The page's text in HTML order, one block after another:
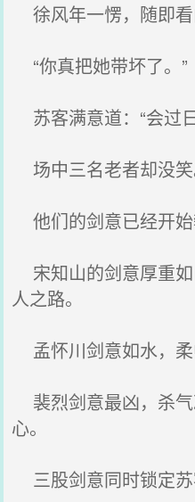
徐风年一愣，随即看
“你真把她带坏了。”
苏客满意道：“会过
场中三名老者却没笑
他们的剑意已经开始
宋知山的剑意厚重
人之路。
孟怀川剑意如水，柔
裴烈剑意最凶，杀
心。
三股剑意同时锁定苏